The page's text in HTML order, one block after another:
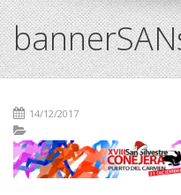
14/12/2017